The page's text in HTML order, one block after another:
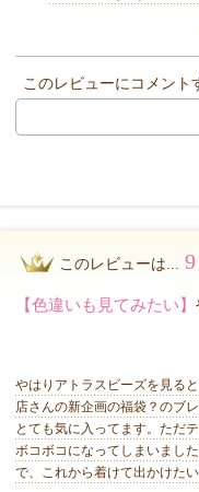
このレビューにコメント
このレビューは... 9
【色違いも見てみたい】
やはりアトラスビーズを見る
店さんの新企画の福袋？のブ
とても気に入ってます。ただ
ボコボコになってしまいまし
で、これから着けて出かけたい